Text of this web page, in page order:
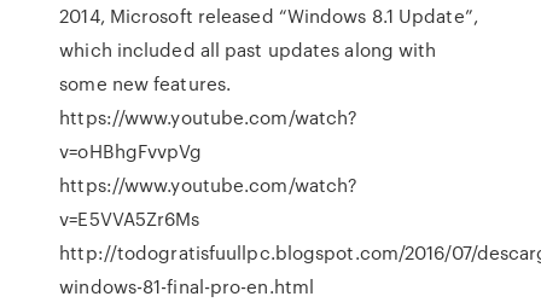
2014, Microsoft released “Windows 8.1 Update”,
which included all past updates along with
some new features.
https://www.youtube.com/watch?
v=oHBhgFvvpVg
https://www.youtube.com/watch?
v=E5VVA5Zr6Ms
http://todogratisfuullpc.blogspot.com/2016/07/
windows-81-final-pro-en.html